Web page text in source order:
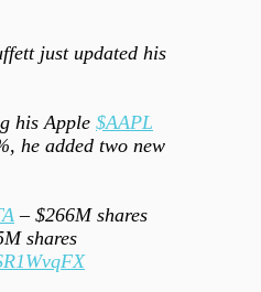
just updated his
his Apple $AAPL
he added two new
– $266M shares
shares